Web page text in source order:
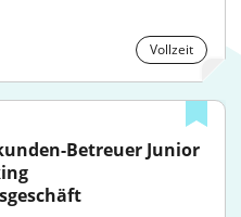
Vollzeit
Betreuer Junior